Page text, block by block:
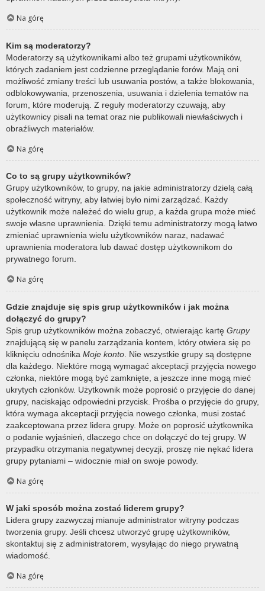
Na górę
Kim są moderatorzy?
Moderatorzy są użytkownikami albo też grupami użytkowników,
których zadaniem jest codzienne przeglądanie forów. Mają oni
możliwość zmiany treści lub usuwania postów, a także blokowania,
odblokowywania, przenoszenia, usuwania i dzielenia tematów na
forum, które moderują. Z reguły moderatorzy czuwają, aby
użytkownicy pisali na temat oraz nie publikowali niewłaściwych i
obraźliwych materiałów.
Na górę
Co to są grupy użytkowników?
Grupy użytkowników, to grupy, na jakie administratorzy dzielą całą
społeczność witryny, aby łatwiej było nimi zarządzać. Każdy
użytkownik może należeć do wielu grup, a każda grupa może mieć
swoje własne uprawnienia. Dzięki temu administratorzy mogą łatwo
zmieniać uprawnienia wielu użytkowników naraz, nadawać
uprawnienia moderatora lub dawać dostęp użytkownikom do
prywatnego forum.
Na górę
Gdzie znajduje się spis grup użytkowników i jak można
dołączyć do grupy?
Spis grup użytkowników można zobaczyć, otwierając kartę Grupy
znajdującą się w panelu zarządzania kontem, który otwiera się po
kliknięciu odnośnika Moje konto . Nie wszystkie grupy są dostępne
dla każdego. Niektóre mogą wymagać akceptacji przyjęcia nowego
członka, niektóre mogą być zamknięte, a jeszcze inne mogą mieć
ukrytych członków. Użytkownik może poprosić o przyjęcie do danej
grupy, naciskając odpowiedni przycisk. Prośba o przyjęcie do grupy,
która wymaga akceptacji przyjęcia nowego członka, musi zostać
zaakceptowana przez lidera grupy. Może on poprosić użytkownika
o podanie wyjaśnień, dlaczego chce on dołączyć do tej grupy. W
przypadku otrzymania negatywnej decyzji, proszę nie nękać lidera
grupy pytaniami – widocznie miał on swoje powody.
Na górę
W jaki sposób można zostać liderem grupy?
Lidera grupy zazwyczaj mianuje administrator witryny podczas
tworzenia grupy. Jeśli chcesz utworzyć grupę użytkowników,
skontaktuj się z administratorem, wysyłając do niego prywatną
wiadomość.
Na górę